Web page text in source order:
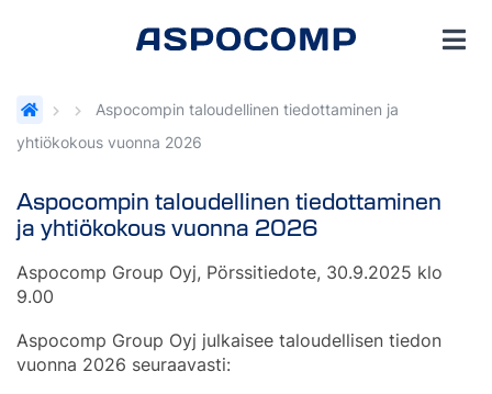
Aspocompin taloudellinen tiedottaminen ja
yhtiökokous vuonna 2026
Aspocompin taloudellinen tiedottaminen
ja yhtiökokous vuonna 2026
Aspocomp Group Oyj, Pörssitiedote, 30.9.2025 klo
9.00
Aspocomp Group Oyj julkaisee taloudellisen tiedon
vuonna 2026 seuraavasti: